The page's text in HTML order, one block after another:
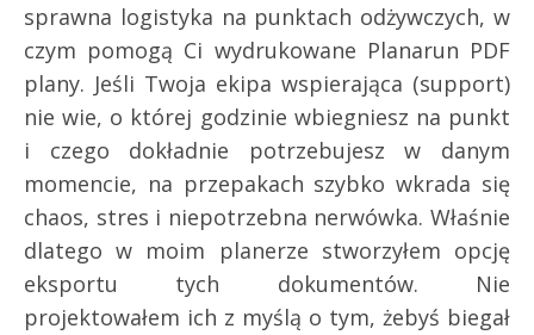
sprawna logistyka na punktach odżywczych, w
czym pomogą Ci wydrukowane Planarun PDF
plany. Jeśli Twoja ekipa wspierająca (support)
nie wie, o której godzinie wbiegniesz na punkt
i czego dokładnie potrzebujesz w danym
momencie, na przepakach szybko wkrada się
chaos, stres i niepotrzebna nerwówka. Właśnie
dlatego w moim planerze stworzyłem opcję
eksportu tych dokumentów. Nie
projektowałem ich z myślą o tym, żebyś biegał